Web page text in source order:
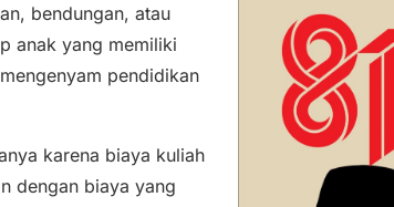
bendungan, atau
anak yang memiliki
pendidikan
karena biaya kuliah
dengan biaya yang